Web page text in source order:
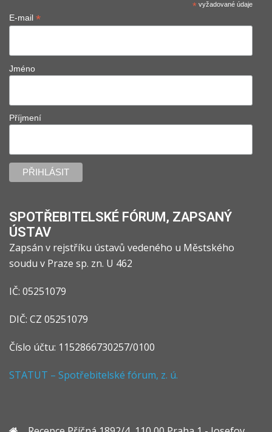
* vyžadované údaje
E-mail *
Jméno
Příjmení
SPOTŘEBITELSKÉ FÓRUM, ZAPSANÝ
ÚSTAV
Zapsán v rejstříku ústavů vedeného u Městského
soudu v Praze sp. zn. U 462
IČ: 05251079
DIČ: CZ 05251079
Číslo účtu: 1152866730257/0100
STATUT – Spotřebitelské fórum, z. ú.